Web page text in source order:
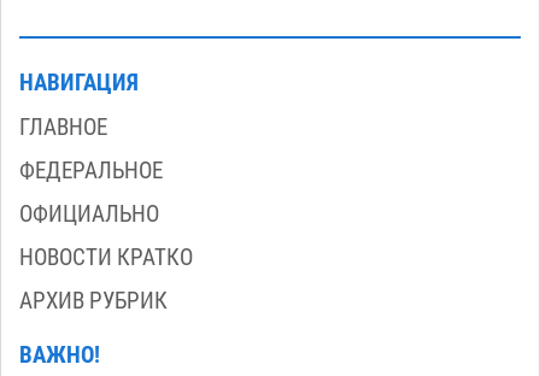
НАВИГАЦИЯ
ГЛАВНОЕ
ФЕДЕРАЛЬНОЕ
ОФИЦИАЛЬНО
НОВОСТИ КРАТКО
АРХИВ РУБРИК
ВАЖНО!